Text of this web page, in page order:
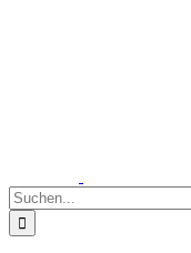
Suche
nach: